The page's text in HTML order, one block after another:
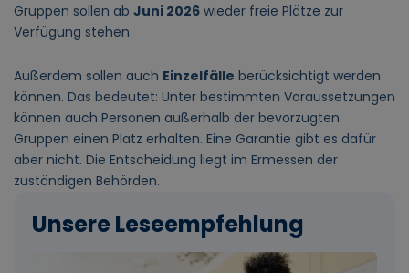
Gruppen sollen ab Juni 2026 wieder freie Plätze zur
Verfügung stehen.
Außerdem sollen auch Einzelfälle berücksichtigt werden
können. Das bedeutet: Unter bestimmten Voraussetzungen
können auch Personen außerhalb der bevorzugten
Gruppen einen Platz erhalten. Eine Garantie gibt es dafür
aber nicht. Die Entscheidung liegt im Ermessen der
zuständigen Behörden.
Unsere Leseempfehlung